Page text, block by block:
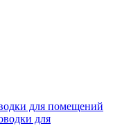
для помещений
для